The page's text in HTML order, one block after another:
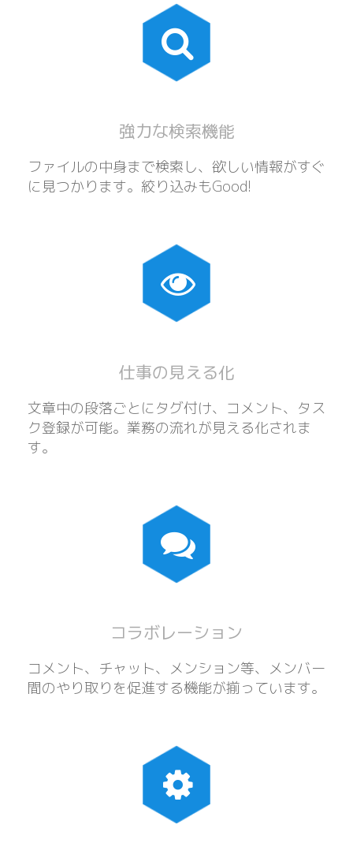
強力な検索機能
ファイルの中身まで検索し、欲しい情報がすぐ
に見つかります。絞り込みもGood!
仕事の見える化
文章中の段落ごとにタグ付け、コメント、タス
ク登録が可能。業務の流れが見える化されま
す。
コラボレーション
コメント、チャット、メンション等、メンバー
間のやり取りを促進する機能が揃っています。